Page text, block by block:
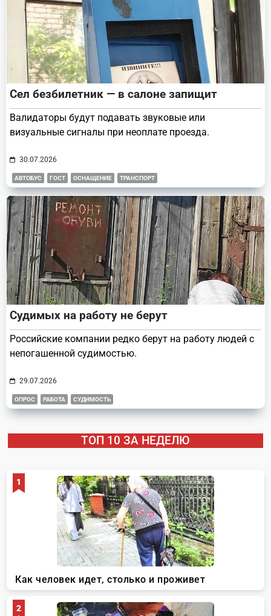
Сел безбилетник — в салоне запищит
Валидаторы будут подавать звуковые или
визуальные сигналы при неоплате проезда.
30.07.2026
АВТОБУС ГОСТ ОСНАЩЕНИЕ ТРАНСПОРТ
Судимых на работу не берут
Российские компании редко берут на работу людей с
непогашенной судимостью.
29.07.2026
ОПРОС РАБОТА СУДИМОСТЬ
ТОП 10 ЗА НЕДЕЛЮ